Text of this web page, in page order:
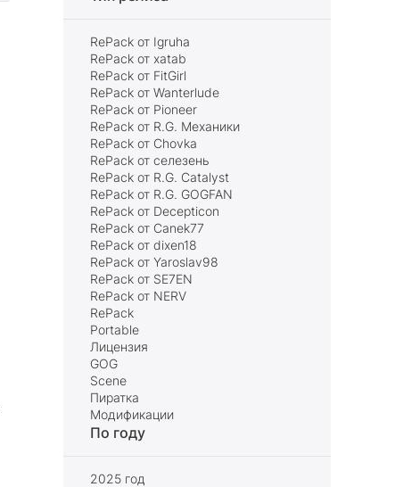
RePack от Igruha
RePack от xatab
RePack от FitGirl
RePack от Wanterlude
RePack от Pioneer
RePack от R.G. Механики
RePack от Chovka
RePack от селезень
RePack от R.G. Catalyst
RePack от R.G. GOGFAN
RePack от Decepticon
RePack от Canek77
RePack от dixen18
RePack от Yaroslav98
RePack от SE7EN
RePack от NERV
RePack
Portable
Лицензия
GOG
Scene
Пиратка
Модификации
По году
2025 год